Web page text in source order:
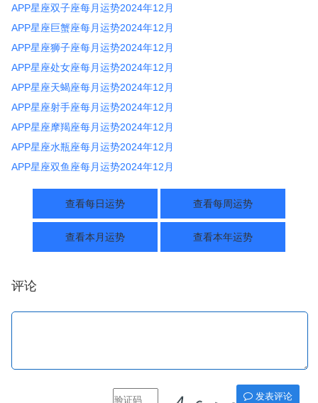
APP星座双子座每月运势2024年12月
APP星座巨蟹座每月运势2024年12月
APP星座狮子座每月运势2024年12月
APP星座处女座每月运势2024年12月
APP星座天蝎座每月运势2024年12月
APP星座射手座每月运势2024年12月
APP星座摩羯座每月运势2024年12月
APP星座水瓶座每月运势2024年12月
APP星座双鱼座每月运势2024年12月
查看每日运势 查看每周运势
查看本月运势 查看本年运势
评论
发表评论